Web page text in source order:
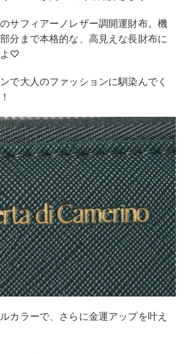
サフィアーノレザー調開運財布。機
分まで本格的な、高見えな長財布に
よ♡
で大人のファッションに馴染んでく
カラーで、さらに金運アップを叶え